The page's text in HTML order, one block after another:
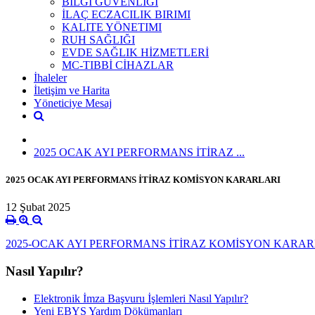
İLAÇ ECZACILIK BIRIMI
KALITE YÖNETIMI
RUH SAĞLIĞI
EVDE SAĞLIK HİZMETLERİ
MC-TIBBİ CİHAZLAR
İhaleler
İletişim ve Harita
Yöneticiye Mesaj
2025 OCAK AYI PERFORMANS İTİRAZ ...
2025 OCAK AYI PERFORMANS İTİRAZ KOMİSYON KARARLARI
12 Şubat 2025
2025-OCAK AYI PERFORMANS İTİRAZ KOMİSYON
Nasıl Yapılır?
Elektronik İmza Başvuru İşlemleri Nasıl Yapılır?
Yeni EBYS Yardım Dökümanları